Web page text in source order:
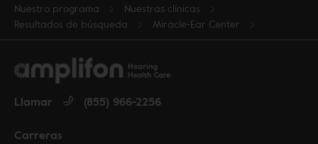
Nuestro programa
Nuestras clínicas
Resultados de búsqueda
Miracle-Ear Center
Carreras
Llamar (855) 966-2256